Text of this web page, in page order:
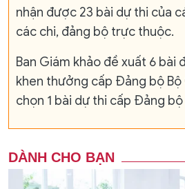
nhận được 23 bài dự thi của
các chi, đảng bộ trực thuộc.
Ban Giám khảo đề xuất 6 bài
khen thưởng cấp Đảng bộ Bộ
chọn 1 bài dự thi cấp Đảng bộ